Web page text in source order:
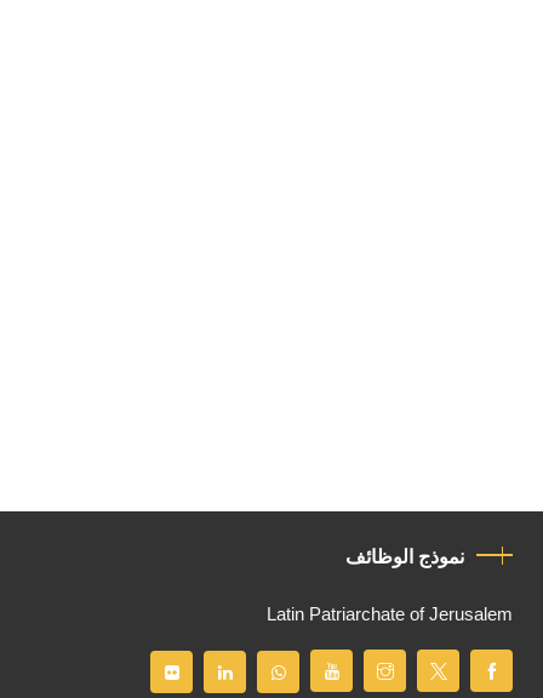
نموذج الوظائف
Latin Patriarchate of Jerusalem